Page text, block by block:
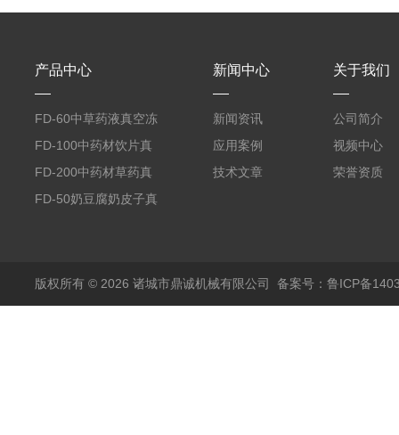
产品中心
FD-60中草药液真空冻
干机
FD-100中药材饮片真
空冻干机
FD-200中药材草药真
空冻干机
FD-50奶豆腐奶皮子真
新闻中心
新闻资讯
应用案例
技术文章
关于我们
公司简介
视频中心
荣誉资质
版权所有 © 2026 诸城市鼎诚机械有限公司 备案号：鲁ICP备